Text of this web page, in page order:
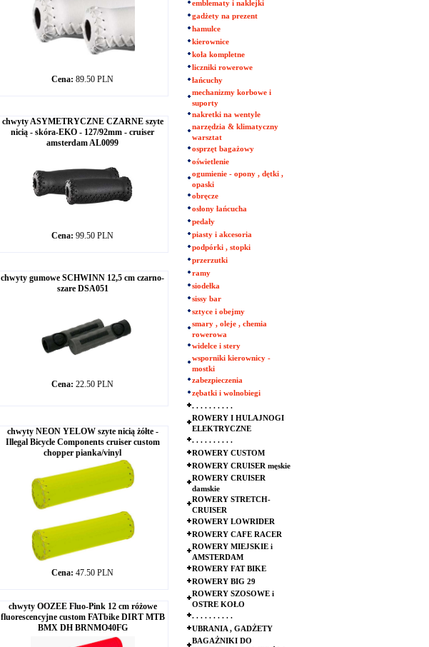
Cena: 89.50 PLN
chwyty ASYMETRYCZNE CZARNE szyte
nicią - skóra-EKO - 127/92mm - cruiser
amsterdam AL0099
Cena: 99.50 PLN
chwyty gumowe SCHWINN 12,5 cm czarno-
szare DSA051
Cena: 22.50 PLN
chwyty NEON YELOW szyte nicią żółte -
Illegal Bicycle Components cruiser custom
chopper pianka/vinyl
Cena: 47.50 PLN
chwyty OOZEE Fluo-Pink 12 cm różowe
fluorescencyjne custom FATbike DIRT MTB
BMX DH BRNMO40FG
emblematy i naklejki
gadżety na prezent
hamulce
kierownice
koła kompletne
liczniki rowerowe
łańcuchy
mechanizmy korbowe i
suporty
nakretki na wentyle
narzędzia & klimatyczny
warsztat
osprzęt bagażowy
oświetlenie
ogumienie - opony , dętki ,
opaski
obręcze
osłony łańcucha
pedały
piasty i akcesoria
podpórki , stopki
przerzutki
ramy
siodełka
sissy bar
sztyce i obejmy
smary , oleje , chemia
rowerowa
widelce i stery
wsporniki kierownicy -
mostki
zabezpieczenia
zębatki i wolnobiegi
. . . . . . . . . .
ROWERY I HULAJNOGI
ELEKTRYCZNE
. . . . . . . . . .
ROWERY CUSTOM
ROWERY CRUISER męskie
ROWERY CRUISER
damskie
ROWERY STRETCH-
CRUISER
ROWERY LOWRIDER
ROWERY CAFE RACER
ROWERY MIEJSKIE i
AMSTERDAM
ROWERY FAT BIKE
ROWERY BIG 29
ROWERY SZOSOWE i
OSTRE KOŁO
. . . . . . . . . .
UBRANIA , GADŻETY
BAGAŻNIKI DO